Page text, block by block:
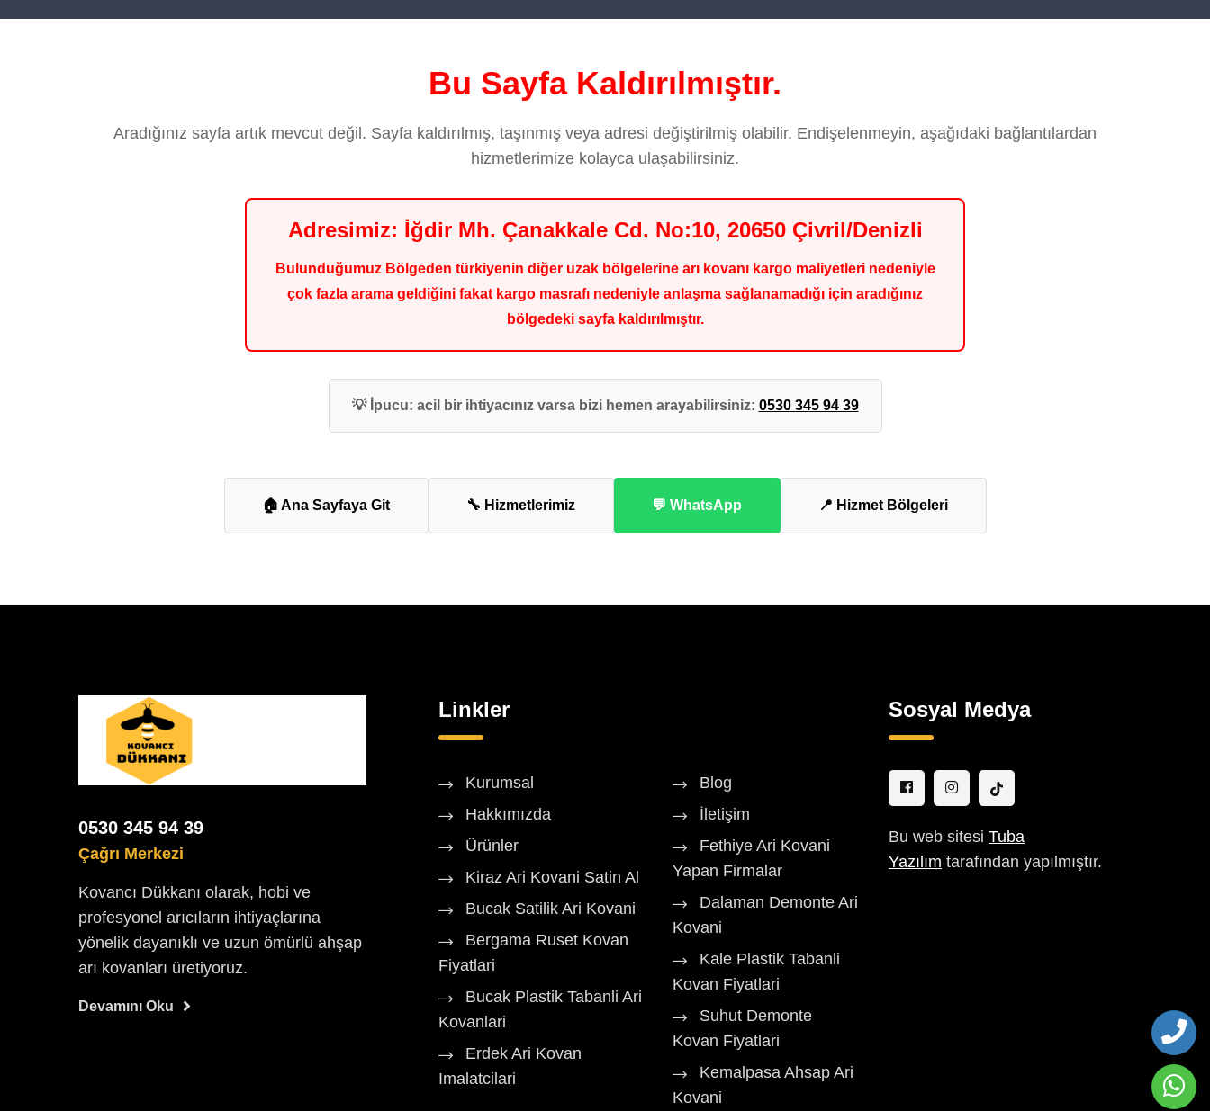
Bu Sayfa Kaldırılmıştır.
Aradığınız sayfa artık mevcut değil. Sayfa kaldırılmış, taşınmış veya adresi değiştirilmiş olabilir. Endişelenmeyin, aşağıdaki bağlantılardan
hizmetlerimize kolayca ulaşabilirsiniz.
Adresimiz: İğdir Mh. Çanakkale Cd. No:10, 20650 Çivril/Denizli
Bulunduğumuz Bölgeden türkiyenin diğer uzak bölgelerine arı kovanı kargo maliyetleri nedeniyle
çok fazla arama geldiğini fakat kargo masrafı nedeniyle anlaşma sağlanamadığı için aradığınız
bölgedeki sayfa kaldırılmıştır.
💡 İpucu: acil bir ihtiyacınız varsa bizi hemen arayabilirsiniz: 0530 345 94 39
🏠 Ana Sayfaya Git 🔧 Hizmetlerimiz 💬 WhatsApp 📍 Hizmet Bölgeleri
0530 345 94 39
Çağrı Merkezi
Kovancı Dükkanı olarak, hobi ve
profesyonel arıcıların ihtiyaçlarına
yönelik dayanıklı ve uzun ömürlü ahşap
arı kovanları üretiyoruz.
Devamını Oku
Linkler
Kurumsal
Hakkımızda
Ürünler
Kiraz Ari Kovani Satin Al
Bucak Satilik Ari Kovani
Bergama Ruset Kovan
Fiyatlari
Bucak Plastik Tabanli Ari
Kovanlari
Erdek Ari Kovan
Imalatcilari
Blog
İletişim
Fethiye Ari Kovani
Yapan Firmalar
Dalaman Demonte Ari
Kovani
Kale Plastik Tabanli
Kovan Fiyatlari
Suhut Demonte
Kovan Fiyatlari
Kemalpasa Ahsap Ari
Kovani
Sosyal Medya
Bu web sitesi Tuba
Yazılım tarafından yapılmıştır.